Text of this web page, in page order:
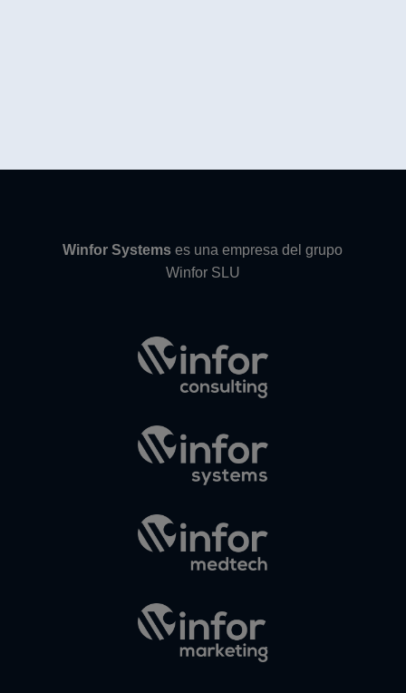
Winfor Systems es una empresa del grupo
Winfor SLU